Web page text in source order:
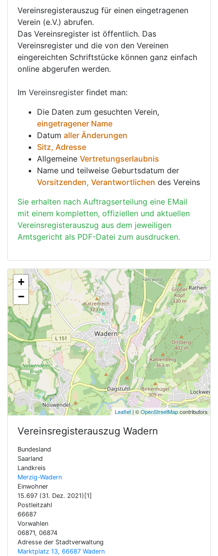
Vereinsregisterauszug für einen eingetragenen
Verein (e.V.) abrufen.
Das Vereinsregister ist öffentlich. Das
Vereinsregister und die von den Vereinen
eingereichten Schriftstücke können ganz einfach
online abgerufen werden.
Im Vereinsregister findet man:
Die Daten zum gesuchten Verein,
eingetragener Name
Datum aller Änderungen
Sitz, Adresse
Allgemeine Vertretungserlaubnis
Name und teilweise Geburtsdatum der
Vorsitzenden, Verantwortlichen des Vereins
Sie erhalten nach Auftragserteilung eine EMail
mit einem kompletten, offiziellen und aktuellen
Vereinsregisterauszug aus dem jeweiligen
Amtsgericht als PDF-Datei zum ausdrucken.
+
−
Leaflet | ©OpenStreetMapcontributors
Vereinsregisterauszug Wadern
Bundesland
Saarland
Landkreis
Merzig-Wadern
Einwohner
15.697 (31. Dez. 2021)[1]
Postleitzahl
66687
Vorwahlen
06871, 06874
Adresse der Stadtverwaltung
Marktplatz 13, 66687 Wadern